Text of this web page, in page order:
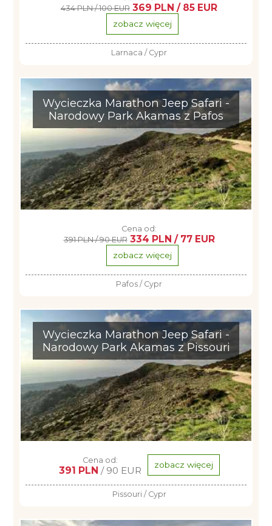
434 PLN / 100 EUR 369 PLN / 85 EUR
zobacz więcej
Larnaca / Cypr
Wycieczka Marathon Jeep Safari -
Narodowy Park Akamas z Pafos
Cena od:
391 PLN / 90 EUR 334 PLN / 77 EUR
zobacz więcej
Pafos / Cypr
Wycieczka Marathon Jeep Safari -
Narodowy Park Akamas z Pissouri
Cena od:
391 PLN / 90 EUR zobacz więcej
Pissouri / Cypr